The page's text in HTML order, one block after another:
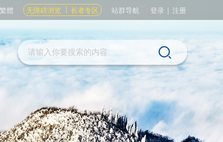
繁體 无障碍浏览 长者专区 站群导航 登录 | 注册